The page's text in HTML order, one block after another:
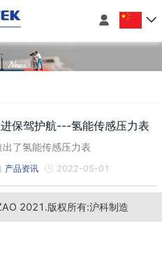

保驾护航---氢能传感压力表
了氢能传感压力表
产品资讯 2022-05-01
2021.版权所有:沪科制造